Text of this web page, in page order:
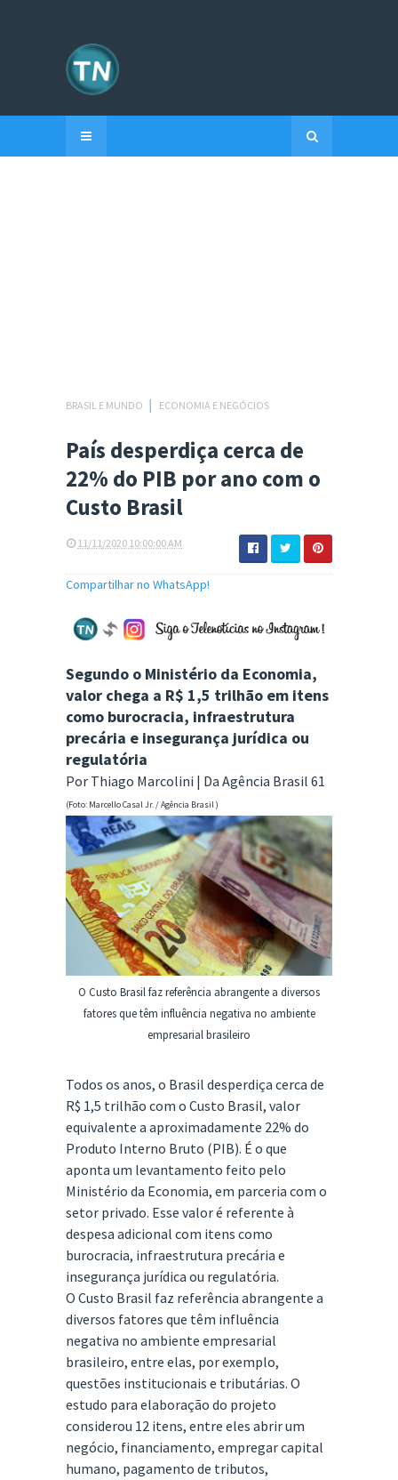
BRASIL E MUNDO ECONOMIA E NEGÓCIOS
País desperdiça cerca de
22% do PIB por ano com o
Custo Brasil
11/11/2020 10:00:00 AM
Compartilhar no WhatsApp!
Segundo o Ministério da Economia,
valor chega a R$ 1,5 trilhão em itens
como burocracia, infraestrutura
precária e insegurança jurídica ou
regulatória
Por Thiago Marcolini | Da Agência Brasil 61
(Foto: Marcello Casal Jr. / Agência Brasil )
O Custo Brasil faz referência abrangente a diversos
fatores que têm influência negativa no ambiente
empresarial brasileiro
Todos os anos, o Brasil desperdiça cerca de
R$ 1,5 trilhão com o Custo Brasil, valor
equivalente a aproximadamente 22% do
Produto Interno Bruto (PIB). É o que
aponta um levantamento feito pelo
Ministério da Economia, em parceria com o
setor privado. Esse valor é referente à
despesa adicional com itens como
burocracia, infraestrutura precária e
insegurança jurídica ou regulatória.
O Custo Brasil faz referência abrangente a
diversos fatores que têm influência
negativa no ambiente empresarial
brasileiro, entre elas, por exemplo,
questões institucionais e tributárias. O
estudo para elaboração do projeto
considerou 12 itens, entre eles abrir um
negócio, financiamento, empregar capital
humano, pagamento de tributos,